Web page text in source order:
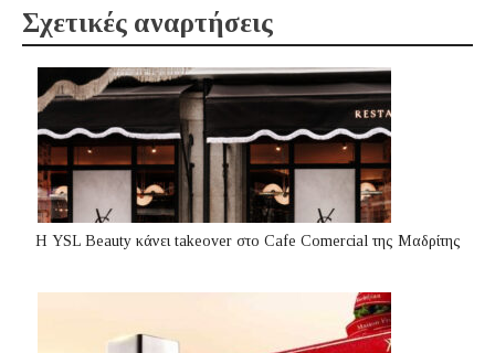
Σχετικές αναρτήσεις
Η YSL Beauty κάνει takeover στο Cafe Comercial της Μαδρίτης